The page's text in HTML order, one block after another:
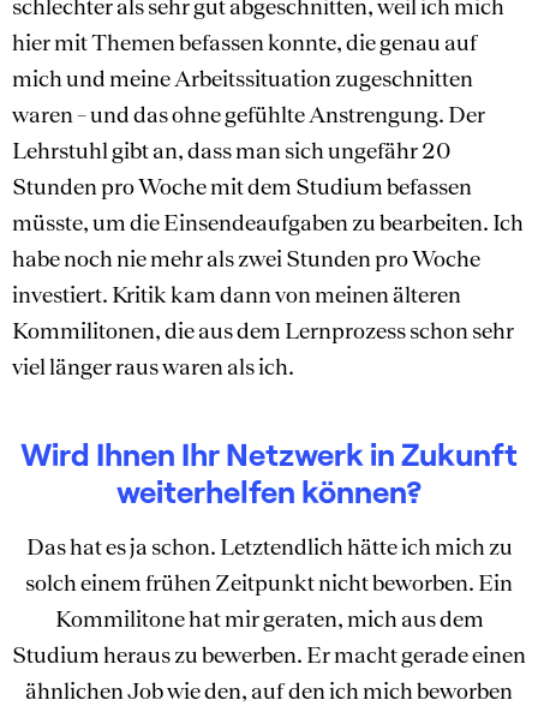
schlechter als sehr gut abgeschnitten, weil ich mich
hier mit Themen befassen konnte, die genau auf
mich und meine Arbeitssituation zugeschnitten
waren – und das ohne gefühlte Anstrengung. Der
Lehrstuhl gibt an, dass man sich ungefähr 20
Stunden pro Woche mit dem Studium befassen
müsste, um die Einsendeaufgaben zu bearbeiten. Ich
habe noch nie mehr als zwei Stunden pro Woche
investiert. Kritik kam dann von meinen älteren
Kommilitonen, die aus dem Lernprozess schon sehr
viel länger raus waren als ich.
Wird Ihnen Ihr Netzwerk in Zukunft
weiterhelfen können?
Das hat es ja schon. Letztendlich hätte ich mich zu
solch einem frühen Zeitpunkt nicht beworben. Ein
Kommilitone hat mir geraten, mich aus dem
Studium heraus zu bewerben. Er macht gerade einen
ähnlichen Job wie den, auf den ich mich beworben